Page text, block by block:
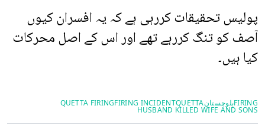
پولیس تحقیقات کررہی ہے کہ یہ افسران کیوں
آصف کو تنگ کررہے تھے اور اس کے اصل محرکات
کیا ہیں۔
FIRINGبلوچستانQUETTA
FIRING INCIDENT
QUETTA FIRING
HUSBAND KILLED WIFE AND SONS